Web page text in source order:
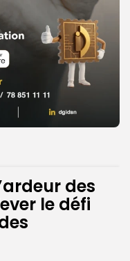
des
le défi